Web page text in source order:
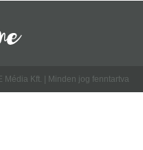
Média Kft. | Minden jog fenntartva